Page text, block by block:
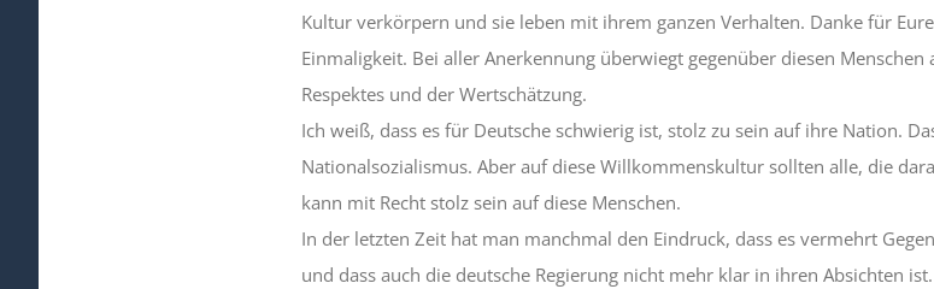
Kultur verkörpern und sie leben mit ihrem ganzen Verhalten. Danke für
Einmaligkeit. Bei aller Anerkennung überwiegt gegenüber diesen
Respektes und der Wertschätzung.
Ich weiß, dass es für Deutsche schwierig ist, stolz zu sein auf ihre Nation.
Nationalsozialismus. Aber auf diese Willkommenskultur sollten alle, die
kann mit Recht stolz sein auf diese Menschen.
In der letzten Zeit hat man manchmal den Eindruck, dass es vermehrt
und dass auch die deutsche Regierung nicht mehr klar in ihren Absichten ist.